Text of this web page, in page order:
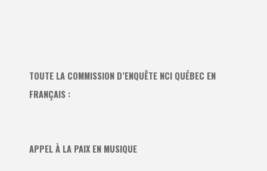
TOUTE LA COMMISSION D’ENQUÊTE NCI QUÉBEC EN
FRANÇAIS :
APPEL À LA PAIX EN MUSIQUE